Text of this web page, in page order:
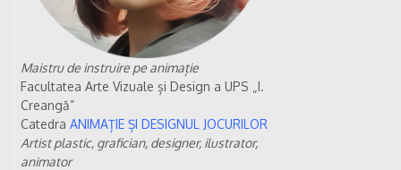
Maistru de instruire pe animație
Facultatea Arte Vizuale și Design a UPS „I.
Creangă”
Catedra ANIMAȚIE ȘI DESIGNUL JOCURILOR
Artist plastic, grafician, designer, ilustrator,
animator